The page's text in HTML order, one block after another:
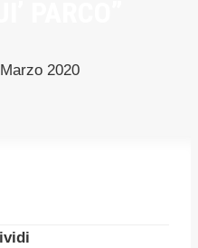
2020